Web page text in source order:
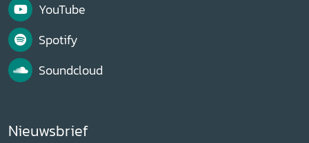
YouTube
Spotify
Soundcloud
Nieuwsbrief